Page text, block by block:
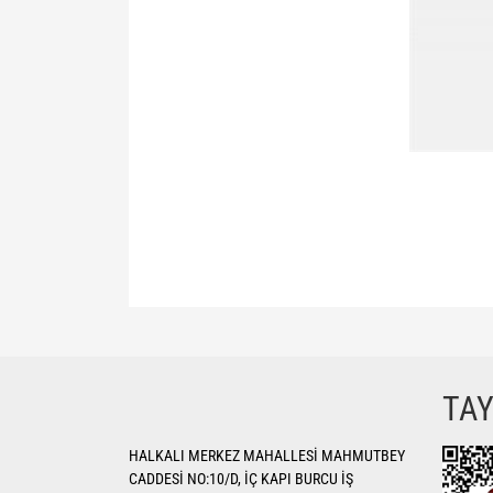
Ürün resmi kalitesiz, bozuk veya görüntülenemiyor.
Ürün bilgilerinde hatalar bulunuyor.
Ürün fiyatı diğer sitelerden daha pahalı.
HALKALI MERKEZ MAHALLESİ MAHMUTBEY
CADDESİ NO:10/D, İÇ KAPI BURCU İŞ